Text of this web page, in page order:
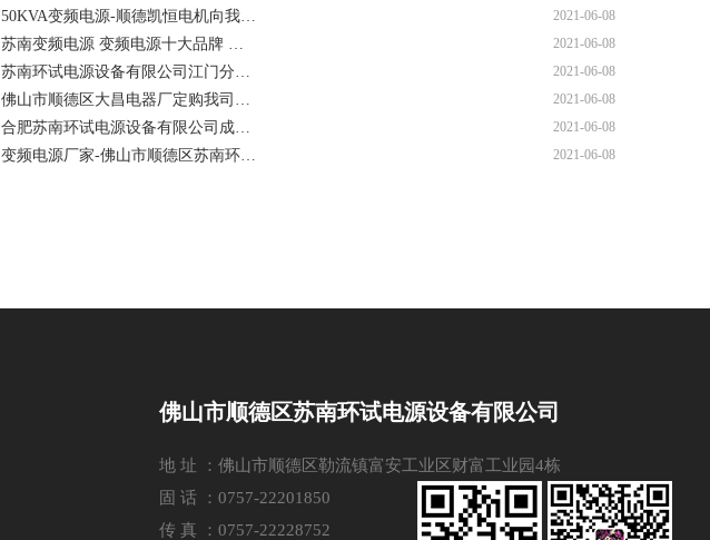
50KVA变频电源-顺德凯恒电机向我… 2021-06-08
苏南变频电源 变频电源十大品牌 … 2021-06-08
苏南环试电源设备有限公司江门分… 2021-06-08
佛山市顺德区大昌电器厂定购我司… 2021-06-08
合肥苏南环试电源设备有限公司成… 2021-06-08
变频电源厂家-佛山市顺德区苏南环… 2021-06-08
佛山市顺德区苏南环试电源设备有限公司
地 址 ：佛山市顺德区勒流镇富安工业区财富工业园4栋
固 话 ：0757-22201850
传 真 ：0757-22228752